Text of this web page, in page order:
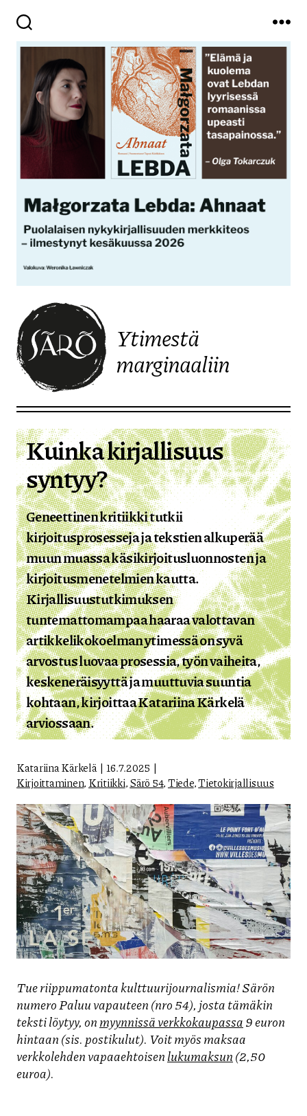
Ytimestä
marginaaliin
Kuinka kirjallisuus
syntyy?
Geneettinen kritiikki tutkii
kirjoitusprosesseja ja tekstien alkuperää
muun muassa käsikirjoitusluonnosten ja
kirjoitusmenetelmien kautta.
Kirjallisuustutkimuksen
tuntemattomampaa haaraa valottavan
artikkelikokoelman ytimessä on syvä
arvostus luovaa prosessia, työn vaiheita,
keskeneräisyyttä ja muuttuvia suuntia
kohtaan, kirjoittaa Katariina Kärkelä
arviossaan.
Katariina Kärkelä
16.7.2025
Kirjoittaminen, Kritiikki,Särö 54,Tiede,Tietokirjallisuus
Tue riippumatonta kulttuurijournalismia! Särön
numero Paluu vapauteen (nro 54), josta tämäkin
teksti löytyy, onmyynnissä verkkokaupassa9 euron
hintaan (sis. postikulut). Voit myös maksaa
verkkolehden vapaaehtoisenlukumaksun(2,50
euroa).